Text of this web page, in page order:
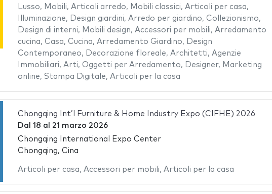
Lusso, Mobili, Articoli arredo, Mobili classici, Articoli per casa,
Illuminazione, Design giardini, Arredo per giardino, Collezionismo,
Design di interni, Mobili design, Accessori per mobili, Arredamento
cucina, Casa, Cucina, Arredamento Giardino, Design
Contemporaneo, Decorazione floreale, Architetti, Agenzie
Immobiliari, Arti, Oggetti per Arredamento, Designer, Marketing
online, Stampa Digitale, Articoli per la casa
Chongqing Int’l Furniture & Home Industry Expo (CIFHE) 2026
Dal 18 al 21 marzo 2026
Chongqing International Expo Center
Chongqing, Cina
Articoli per casa, Accessori per mobili, Articoli per la casa